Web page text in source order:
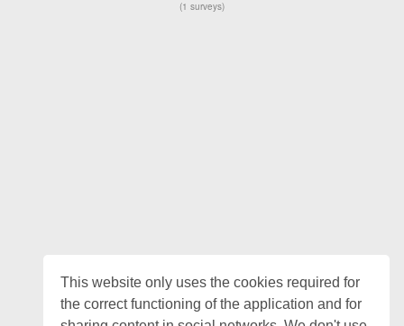
This website only uses the cookies required for
the correct functioning of the application and for
1 surveys